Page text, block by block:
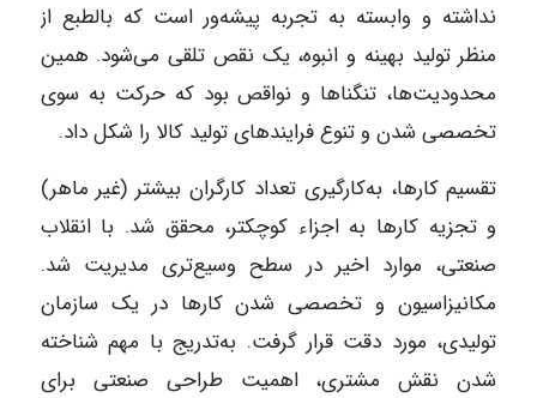
نداشته و وابسته به تجربه پیشه‌ور است که بالطبع از
منظر تولید بهینه و انبوه، یک نقص تلقی می‌شود. همین
محدودیت‌ها، تنگناها و نواقص بود که حرکت به سوی
تخصصی شدن و تنوع فرایندهای تولید کالا را شکل داد.
تقسیم کارها، به‌کارگیری تعداد کارگران بیشتر (غیر ماهر)
و تجزیه کارها به اجزاء کوچکتر، محقق شد. با انقلاب
صنعتی، موارد اخیر در سطح وسیع‌تری مدیریت شد.
مکانیزاسیون و تخصصی شدن کارها در یک سازمان
تولیدی، مورد دقت قرار گرفت. به‌تدریج با مهم شناخته
شدن نقش مشتری، اهمیت طراحی صنعتی برای